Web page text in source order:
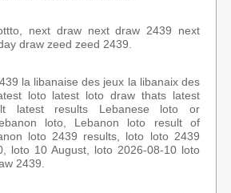
next draw next draw 2439 next
draw zeed zeed 2439.
la libanaise des jeux la libanaix des
loto latest loto draw thats latest
latest results Lebanese loto or
loto, Lebanon loto result of
loto 2439 results, loto loto 2439
loto 10 August, loto 2026-08-10 loto
2439.